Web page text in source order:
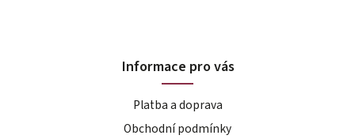
Informace pro vás
Platba a doprava
Obchodní podmínky